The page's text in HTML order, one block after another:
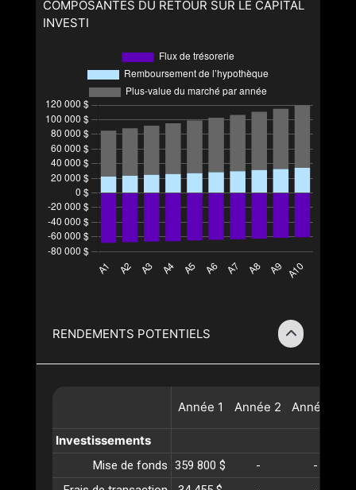
COMPOSANTES DU RETOUR SUR LE CAPITAL
INVESTI
RENDEMENTS POTENTIELS
Année 1 Année 2 Année
Investissements
Mise de fonds 359 800 $ -
-